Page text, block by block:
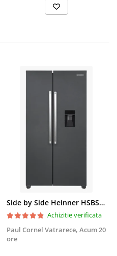
Side by Side Heinner HSBS-HM439NFINVDGWDE++, Total No Frost, Compresor Inverter, Dozator Apa, Display Touch LED, 439 L, Clasa E, Gri Antracit Texturat
Achizitie verificata
Paul Cornel Vatrarece, Acum 20
ore